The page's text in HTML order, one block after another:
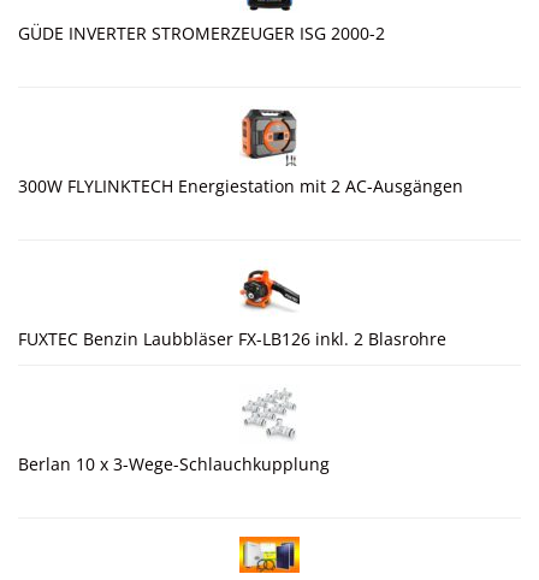
GÜDE INVERTER STROMERZEUGER ISG 2000-2
300W FLYLINKTECH Energiestation mit 2 AC-Ausgängen
FUXTEC Benzin Laubbläser FX-LB126 inkl. 2 Blasrohre
Berlan 10 x 3-Wege-Schlauchkupplung